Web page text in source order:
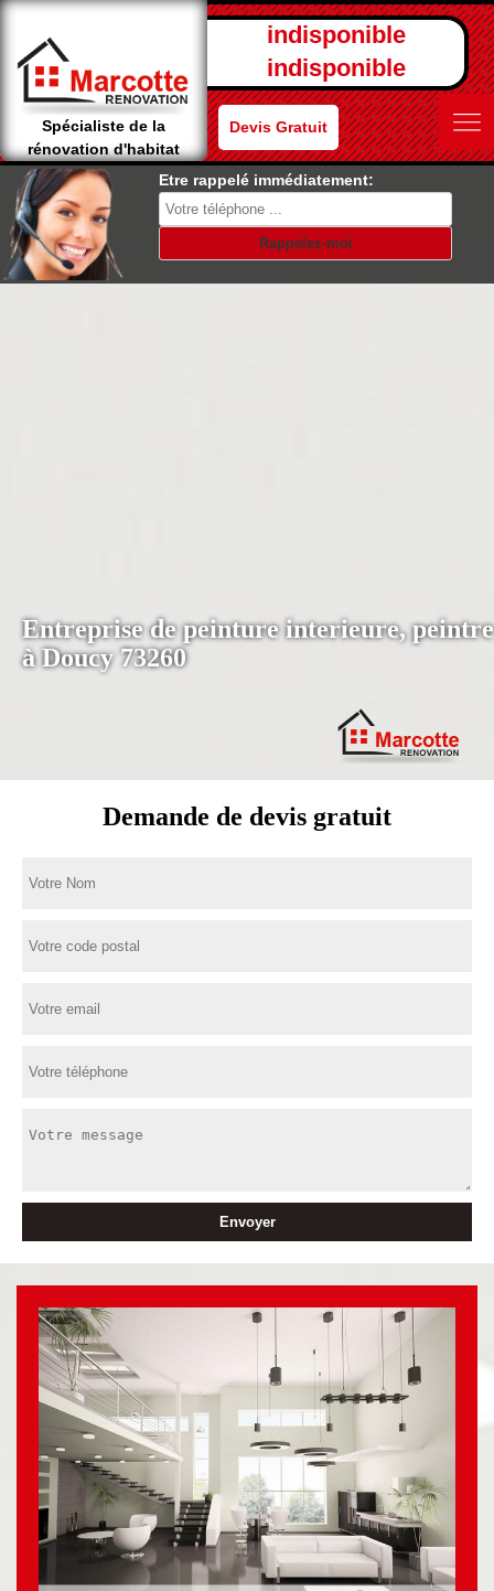
Spécialiste de la
rénovation d'habitat
indisponible
indisponible
Devis Gratuit
Etre rappelé immédiatement:
Entreprise de peinture interieure, peintre
à Doucy 73260
Demande de devis gratuit